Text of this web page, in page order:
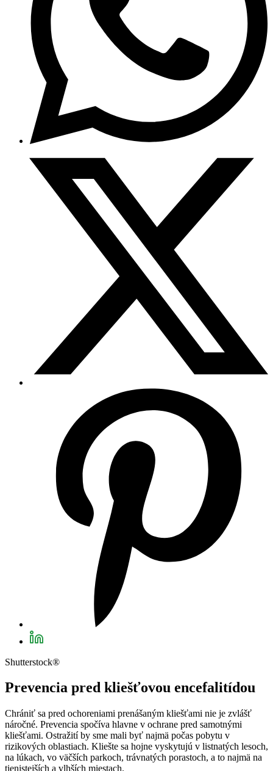
Shutterstock®
Prevencia pred kliešťovou encefalitídou
Chrániť sa pred ochoreniami prenášaným kliešťami nie je zvlášť
náročné. Prevencia spočíva hlavne v ochrane pred samotnými
kliešťami. Ostražití by sme mali byť najmä počas pobytu v
rizikových oblastiach. Kliešte sa hojne vyskytujú v listnatých lesoch,
na lúkach, vo väčších parkoch, trávnatých porastoch, a to najmä na
tienistejších a vlhších miestach.